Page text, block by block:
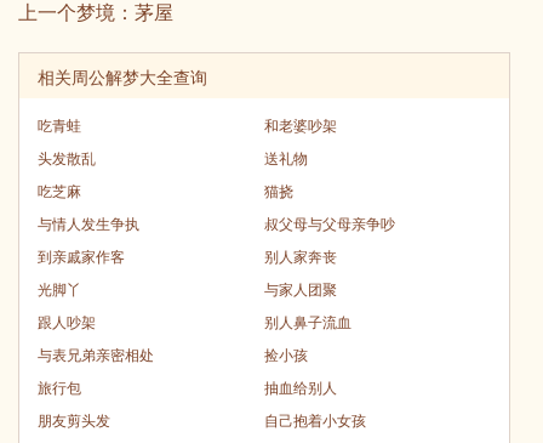
上一个梦境： 茅屋
相关周公解梦大全查询
吃青蛙
和老婆吵架
头发散乱
送礼物
吃芝麻
猫挠
与情人发生争执
叔父母与父母亲争吵
到亲戚家作客
别人家奔丧
光脚丫
与家人团聚
跟人吵架
别人鼻子流血
与表兄弟亲密相处
捡小孩
旅行包
抽血给别人
朋友剪头发
自己抱着小女孩